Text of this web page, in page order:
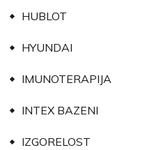
HUBLOT
HYUNDAI
IMUNOTERAPIJA
INTEX BAZENI
IZGORELOST